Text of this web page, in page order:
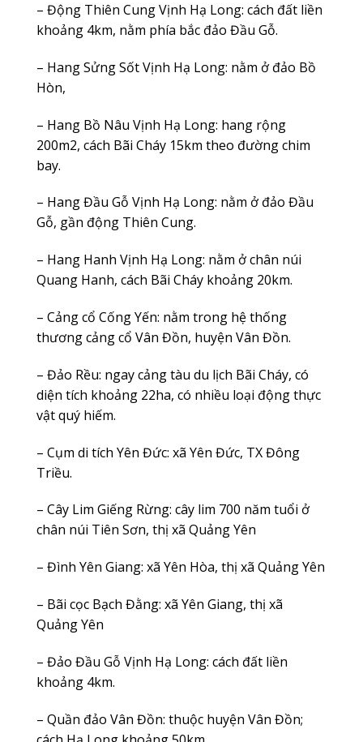
– Động Thiên Cung Vịnh Hạ Long: cách đất liền
khoảng 4km, nằm phía bắc đảo Đầu Gỗ.
– Hang Sửng Sốt Vịnh Hạ Long: nằm ở đảo Bồ
Hòn,
– Hang Bồ Nâu Vịnh Hạ Long: hang rộng
200m2, cách Bãi Cháy 15km theo đường chim
bay.
– Hang Đầu Gỗ Vịnh Hạ Long: nằm ở đảo Đầu
Gỗ, gần động Thiên Cung.
– Hang Hanh Vịnh Hạ Long: nằm ở chân núi
Quang Hanh, cách Bãi Cháy khoảng 20km.
– Cảng cổ Cống Yến: nằm trong hệ thống
thương cảng cổ Vân Đồn, huyện Vân Đồn.
– Đảo Rều: ngay cảng tàu du lịch Bãi Cháy, có
diện tích khoảng 22ha, có nhiều loại động thực
vật quý hiếm.
– Cụm di tích Yên Đức: xã Yên Đức, TX Đông
Triều.
– Cây Lim Giếng Rừng: cây lim 700 năm tuổi ở
chân núi Tiên Sơn, thị xã Quảng Yên
– Đình Yên Giang: xã Yên Hòa, thị xã Quảng Yên
– Bãi cọc Bạch Đằng: xã Yên Giang, thị xã
Quảng Yên
– Đảo Đầu Gỗ Vịnh Hạ Long: cách đất liền
khoảng 4km.
– Quần đảo Vân Đồn: thuộc huyện Vân Đồn;